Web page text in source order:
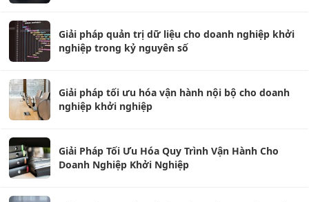
Giải pháp quản trị dữ liệu cho doanh nghiệp khởi
nghiệp trong kỷ nguyên số
Giải pháp tối ưu hóa vận hành nội bộ cho doanh
nghiệp khởi nghiệp
Giải Pháp Tối Ưu Hóa Quy Trình Vận Hành Cho
Doanh Nghiệp Khởi Nghiệp